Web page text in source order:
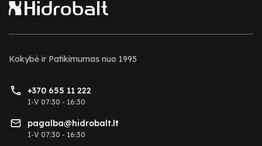
Kokybė ir Patikimumas nuo 1995
+370 655 11 222
I-V 07:30 - 16:30
pagalba@hidrobalt.lt
I-V 07:30 - 16:30